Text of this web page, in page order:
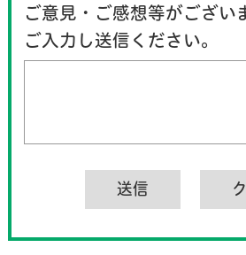
ご意見・ご感想等がござい
ご入力し送信ください。